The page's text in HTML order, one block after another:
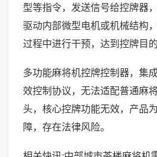
型等指令，发送信号给控牌器
驱动内部微型电机或机械结构
过程中进行干预，达到控牌目的
多功能麻将机控牌控制器，集
效控制协议，无法适配普通麻
头，核心控牌功能无效，产品
障，存在法律风险。